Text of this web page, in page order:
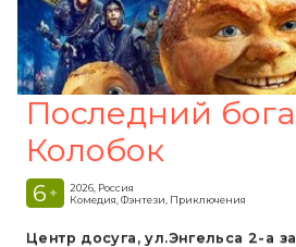
Последний
Колобок
6 +
2026, Россия
Комедия, Фэнтези, Приключения
Центр досуга, ул.Энгельса 2-а